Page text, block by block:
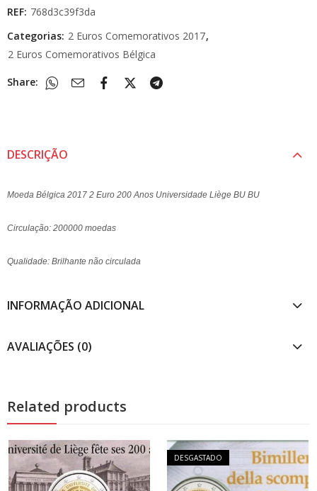
REF: 768d3c39f3da
Categorias: 2 Euros Comemorativos 2017,
2 Euros Comemorativos Bélgica
Share:
DESCRIÇÃO
Moeda Bélgica 2017 2 Euro 200 Anos Universidade Liège BU BU
Circulação: 200000 moedas
Qualidade: Brilhante não circulada
INFORMAÇÃO ADICIONAL
AVALIAÇÕES (0)
Related products
DESGASTADO